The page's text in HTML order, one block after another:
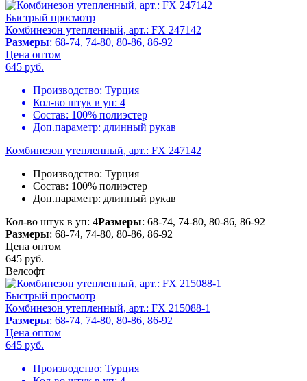
Быстрый просмотр
Комбинезон утепленный, арт.: FX 247142
Размеры: 68-74, 74-80, 80-86, 86-92
Цена оптом
645 руб.
Производство: Турция
Кол-во штук в уп: 4
Состав: 100% полиэстер
Доп.параметр: длинный рукав
Комбинезон утепленный, арт.: FX 247142
Производство: Турция
Состав: 100% полиэстер
Доп.параметр: длинный рукав
Кол-во штук в уп: 4Размеры: 68-74, 74-80, 80-86, 86-92
Размеры: 68-74, 74-80, 80-86, 86-92
Цена оптом
645 руб.
Велсофт
Быстрый просмотр
Комбинезон утепленный, арт.: FX 215088-1
Размеры: 68-74, 74-80, 80-86, 86-92
Цена оптом
645 руб.
Производство: Турция